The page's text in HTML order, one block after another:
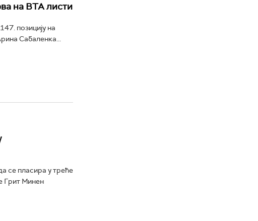
на ВТА листи
позицију на
Сабаленка...
се пласира у треће
Грит Минен